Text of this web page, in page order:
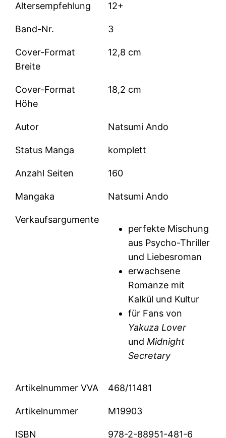
Altersempfehlung 12+
Band-Nr. 3
Cover-Format
Breite
12,8 cm
Cover-Format
Höhe
18,2 cm
Autor Natsumi Ando
Status Manga komplett
Anzahl Seiten 160
Mangaka Natsumi Ando
Verkaufsargumente
perfekte Mischung
aus Psycho-Thriller
und Liebesroman
erwachsene
Romanze mit
Kalkül und Kultur
für Fans von
Yakuza Lover
und Midnight
Secretary
Artikelnummer VVA 468/11481
Artikelnummer M19903
ISBN 978-2-88951-481-6